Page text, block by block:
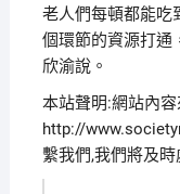
老人們每頓都能吃
個環節的資源打通
欣渝說。
本站聲明:網站內
http://
繫我們,我們將及時